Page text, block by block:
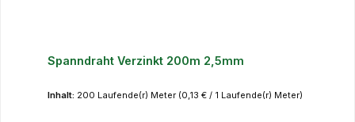
Spanndraht Verzinkt 200m 2,5mm
Inhalt: 200 Laufende(r) Meter (0,13 € / 1 Laufende(r) Meter)